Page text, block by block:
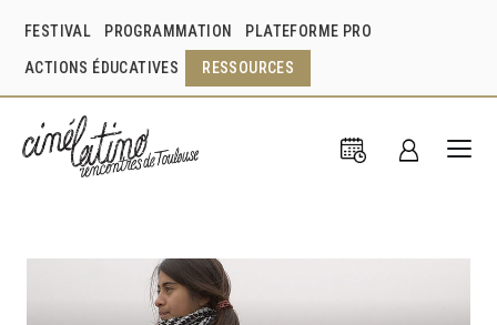
FESTIVAL PROGRAMMATION PLATEFORME PRO
ACTIONS ÉDUCATIVES RESSOURCES